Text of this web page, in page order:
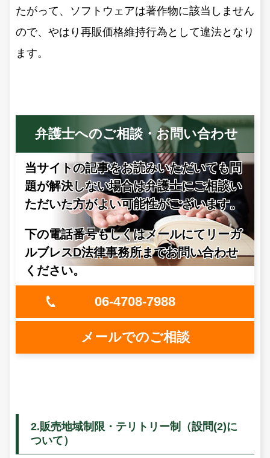
たがって、ソフトウェアは著作物に該当しません
ので、やはり再販価格維持行為として違法となり
ます。
弁護士へのご相談・お問い合わせ
当サイトの記事をお読みいただいても問
題が解決しない場合は弁護士にご相談い
ただいた方がよい可能性がございます。
下の電話番号もしくはメールにてリーガ
ルブレスD法律事務所までお問い合わせ
ください。
06-4708-7988
メールでのご相談
2.販売地域制限・テリトリー制（設問(2)に
ついて）